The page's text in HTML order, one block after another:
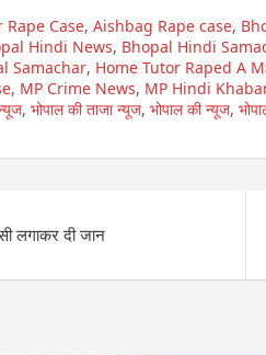
Case, Aishbag Rape case,
Hindi News, Bhopal Hindi
Samachar, Home Tutor Raped A
, MP Crime News, MP Hindi
, भोपाल की ताजा न्यूज, भोपाल की न्यूज,
लगाकर दी जान